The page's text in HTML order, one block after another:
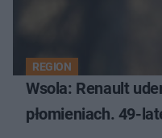
REGION
Wsola: Renault
płomieniach. 49-